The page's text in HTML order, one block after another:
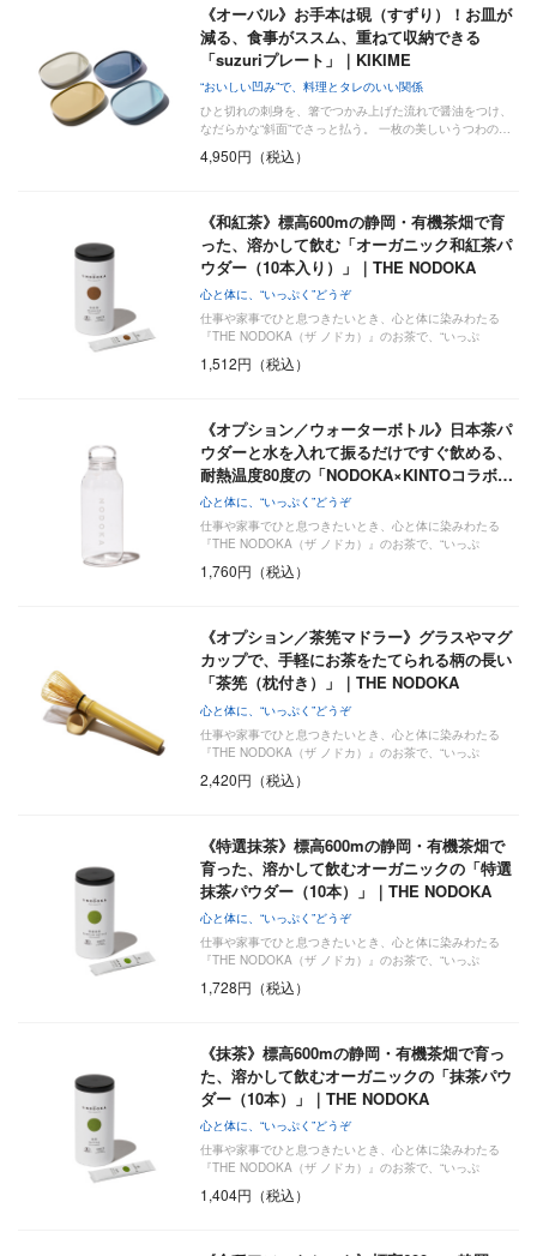
《オーバル》お手本は硯（すずり）！お皿が
減る、食事がススム、重ねて収納できる
「suzuriプレート」｜KIKIME
“おいしい凹み”で、料理とタレのいい関係
ひと切れの刺身を、箸でつかみ上げた流れで醤油をつけ、
なだらかな“斜面”でさっと払う。 一枚の美しいうつわの…
4,950円（税込）
《和紅茶》標高600mの静岡・有機茶畑で育
った、溶かして飲む「オーガニック和紅茶パ
ウダー（10本入り）」｜THE NODOKA
心と体に、“いっぷく”どうぞ
仕事や家事でひと息つきたいとき、心と体に染みわたる
『THE NODOKA（ザ ノドカ）』のお茶で、“いっぷ
く”い…
1,512円（税込）
《オプション／ウォーターボトル》日本茶パ
ウダーと水を入れて振るだけですぐ飲める、
耐熱温度80度の「NODOKA×KINTOコラボ…
心と体に、“いっぷく”どうぞ
仕事や家事でひと息つきたいとき、心と体に染みわたる
『THE NODOKA（ザ ノドカ）』のお茶で、“いっぷ
く”い…
1,760円（税込）
《オプション／茶筅マドラー》グラスやマグ
カップで、手軽にお茶をたてられる柄の長い
「茶筅（枕付き）」｜THE NODOKA
心と体に、“いっぷく”どうぞ
仕事や家事でひと息つきたいとき、心と体に染みわたる
『THE NODOKA（ザ ノドカ）』のお茶で、“いっぷ
2,420円（税込）
《特選抹茶》標高600mの静岡・有機茶畑で
育った、溶かして飲むオーガニックの「特選
抹茶パウダー（10本）」｜THE NODOKA
心と体に、“いっぷく”どうぞ
仕事や家事でひと息つきたいとき、心と体に染みわたる
『THE NODOKA（ザ ノドカ）』のお茶で、“いっぷ
く”い…
1,728円（税込）
《抹茶》標高600mの静岡・有機茶畑で育っ
た、溶かして飲むオーガニックの「抹茶パウ
ダー（10本）」｜THE NODOKA
心と体に、“いっぷく”どうぞ
仕事や家事でひと息つきたいとき、心と体に染みわたる
『THE NODOKA（ザ ノドカ）』のお茶で、“いっぷ
く”い…
1,404円（税込）